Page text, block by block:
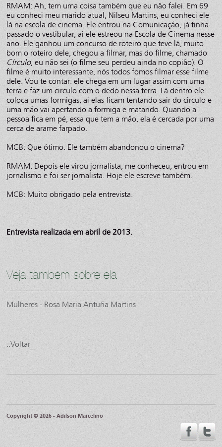
RMAM: Ah, tem uma coisa também que eu não falei. Em 69
eu conheci meu marido atual, Nilseu Martins, eu conheci ele
lá na escola de cinema. Ele entrou na Comunicação, já tinha
passado o vestibular, ai ele estreou na Escola de Cinema nesse
ano. Ele ganhou um concurso de roteiro que teve lá, muito
bom o roteiro dele, chegou a filmar, mas do filme, chamado
Círculo, eu não sei (o filme seu perdeu ainda no copião). O
filme é muito interessante, nós todos fomos filmar esse filme
dele. Vou te contar: ele chega em um lugar assim com uma
terra e faz um circulo com o dedo nessa terra. Lá dentro ele
coloca umas formigas, ai elas ficam tentando sair do circulo e
uma mão vai apertando a formiga e matando. Quando a
pessoa fica em pé, essa que tem a mão, ela é cercada por uma
cerca de arame farpado.
MCB: Que ótimo. Ele também abandonou o cinema?
RMAM: Depois ele virou jornalista, me conheceu, entrou em
jornalismo e foi ser jornalista. Hoje ele escreve também.
MCB: Muito obrigado pela entrevista.
Entrevista realizada em abril de 2013.
Veja também sobre ela
Mulheres - Rosa Maria Antuña Martins
::Voltar
Copyright © 2026 - Adilson Marcelino